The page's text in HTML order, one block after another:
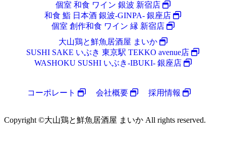
個室 和食 ワイン 銀波 新宿店
和食 鮨 日本酒 銀波-GINPA- 銀座店
個室 創作和食 ワイン 縁 新宿店
大山鶏と鮮魚居酒屋 まいか
SUSHI SAKE いぶき 東京駅 TEKKO avenue店
WASHOKU SUSHI いぶき-IBUKI- 銀座店
コーポレート 会社概要 採用情報
Copyright ©大山鶏と鮮魚居酒屋 まいか All rights reserved.